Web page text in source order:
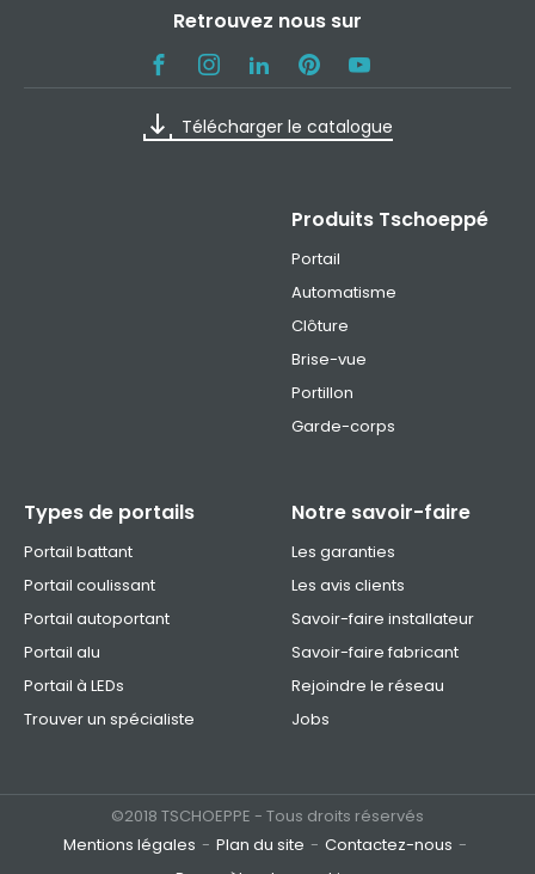
Retrouvez nous sur
Télécharger le catalogue
Produits Tschoeppé
Portail
Automatisme
Clôture
Brise-vue
Portillon
Garde-corps
Types de portails
Portail battant
Portail coulissant
Portail autoportant
Portail alu
Portail à LEDs
Trouver un spécialiste
Notre savoir-faire
Les garanties
Les avis clients
Savoir-faire installateur
Savoir-faire fabricant
Rejoindre le réseau
Jobs
©2018 TSCHOEPPE - Tous droits réservés
Mentions légales
Plan du site
Contactez-nous